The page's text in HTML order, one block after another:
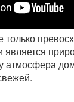
является
атмосфера